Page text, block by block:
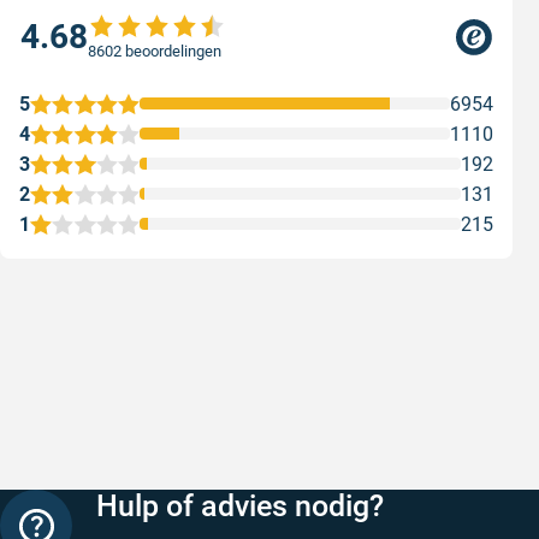
4.688602 beoordelingen
1 215
2 131
3 192
4 1110
5 6954
Hulp of advies nodig?